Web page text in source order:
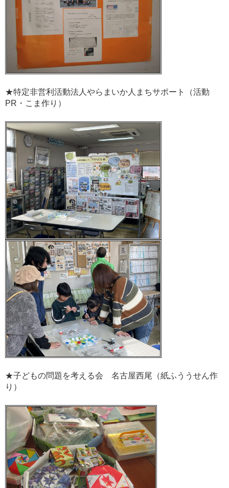
★特定非営利活動法人やらまいか人まちサポート（活動
PR・こま作り）
★子どもの問題を考える会 名古屋西尾（紙ふううせん作
り）